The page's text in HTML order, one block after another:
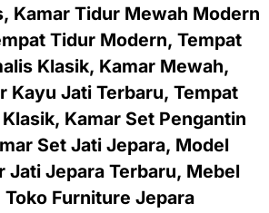
Kamar Tidur Mewah Modern
Tidur Modern, Tempat
Klasik, Kamar Mewah,
Kayu Jati Terbaru, Tempat
Kamar Set Pengantin
Set Jati Jepara, Model
Jati Jepara Terbaru, Mebel
Toko Furniture Jepara